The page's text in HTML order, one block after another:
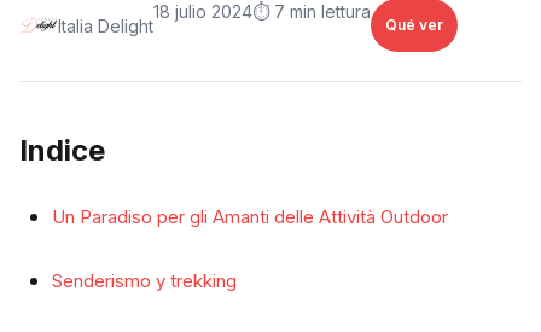
Italia Delight
18 julio 2024⏱️ 7 min lettura
Qué ver
Indice
Un Paradiso per gli Amanti delle Attività Outdoor
Senderismo y trekking